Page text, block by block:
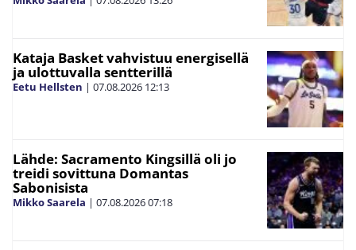
Kataja Basket vahvistuu energisellä
ja ulottuvalla sentterillä
Eetu Hellsten | 07.08.2026 12:13
Lähde: Sacramento Kingsillä oli jo
treidi sovittuna Domantas
Sabonisista
Mikko Saarela | 07.08.202607:18